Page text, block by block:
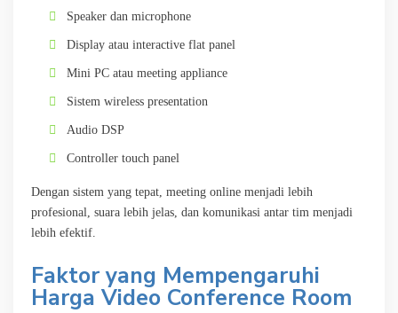
Speaker dan microphone
Display atau interactive flat panel
Mini PC atau meeting appliance
Sistem wireless presentation
Audio DSP
Controller touch panel
Dengan sistem yang tepat, meeting online menjadi lebih
profesional, suara lebih jelas, dan komunikasi antar tim menjadi
lebih efektif.
Faktor yang Mempengaruhi
Harga Video Conference Room